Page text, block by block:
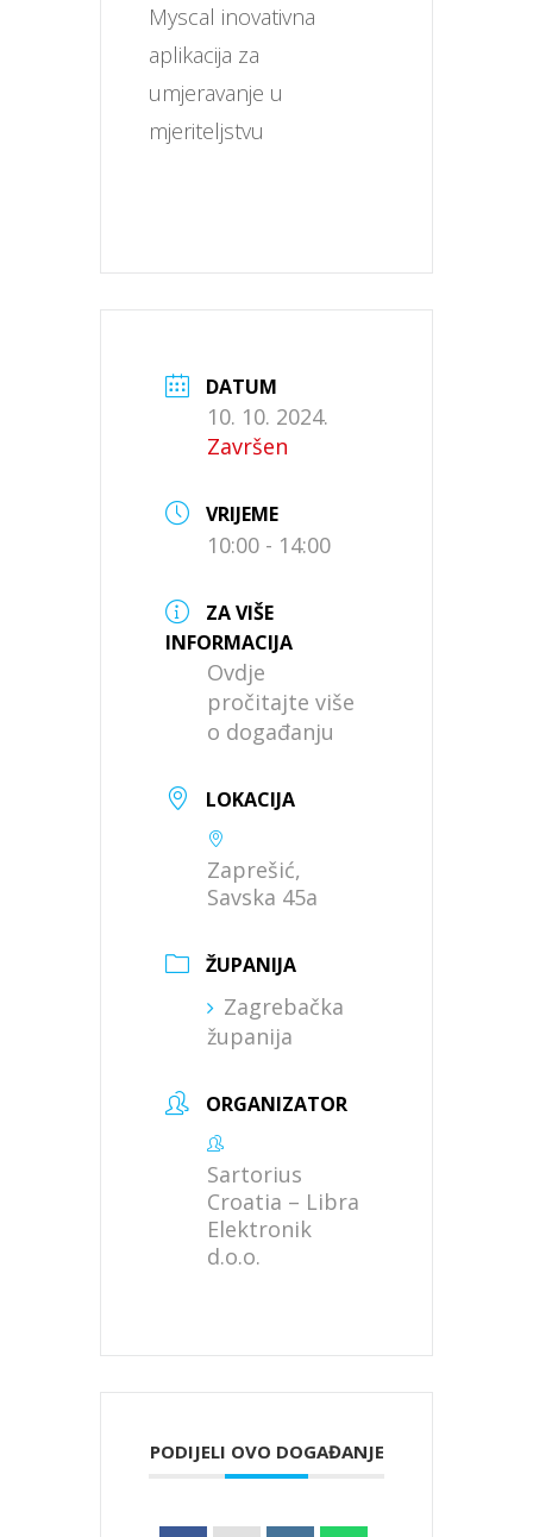
Myscal inovativna
aplikacija za
umjeravanje u
mjeriteljstvu
DATUM
10. 10. 2024.
Završen
VRIJEME
10:00 - 14:00
ZA VIŠE
INFORMACIJA
Ovdje
pročitajte više
o događanju
LOKACIJA
Zaprešić,
Savska 45a
ŽUPANIJA
Zagrebačka
županija
ORGANIZATOR
Sartorius
Croatia – Libra
Elektronik
d.o.o.
PODIJELI OVO DOGAĐANJE